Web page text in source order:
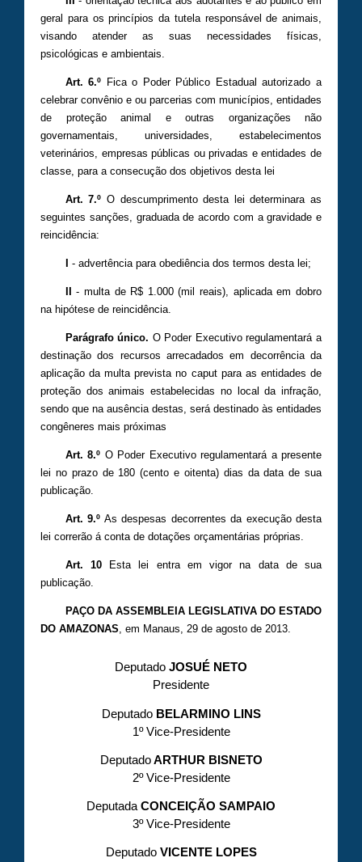
geral para os princípios da tutela responsável de animais,
visando atender as suas necessidades físicas,
psicológicas e ambientais.
Art. 6.º Fica o Poder Público Estadual autorizado a
celebrar convênio e ou parcerias com municípios, entidades
de proteção animal e outras organizações não
governamentais, universidades, estabelecimentos
veterinários, empresas públicas ou privadas e entidades de
classe, para a consecução dos objetivos desta lei
Art. 7.º O descumprimento desta lei determinara as
seguintes sanções, graduada de acordo com a gravidade e
reincidência:
- advertência para obediência dos termos desta lei;
- multa de R$ 1.000 (mil reais), aplicada em dobro
na hipótese de reincidência.
Parágrafo único. O Poder Executivo regulamentará a
destinação dos recursos arrecadados em decorrência da
aplicação da multa prevista no caput para as entidades de
proteção dos animais estabelecidas no local da infração,
sendo que na ausência destas, será destinado às entidades
congêneres mais próximas
Art. 8.º O Poder Executivo regulamentará a presente
lei no prazo de 180 (cento e oitenta) dias da data de sua
publicação.
Art. 9.º As despesas decorrentes da execução desta
lei correrão á conta de dotações orçamentárias próprias.
Art. 10Esta lei entra em vigor na data de sua
publicação.
PAÇO DA ASSEMBLEIA LEGISLATIVA DO ESTADO
DO AMAZONAS, em Manaus, 29 de agosto de 2013.
Deputado JOSUÉ NETO
Presidente
DeputadoBELARMINO LINS
1º Vice-Presidente
DeputadoARTHUR BISNETO
2º Vice-Presidente
Deputada CONCEIÇÃO SAMPAIO
3º Vice-Presidente
DeputadoVICENTE LOPES